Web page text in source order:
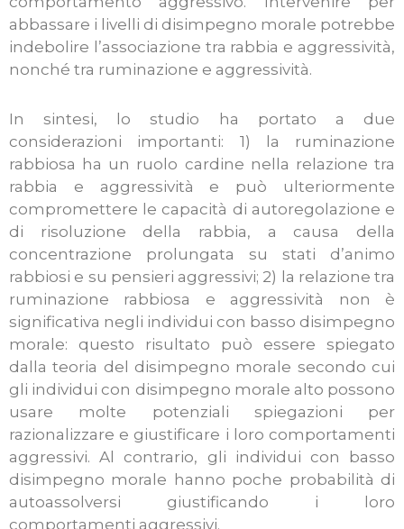
abbassare i livelli di disimpegno morale potrebbe
indebolire l’associazione tra rabbia e aggressività,
nonché tra ruminazione e aggressività.
In sintesi, lo studio ha portato a due
considerazioni importanti: 1) la ruminazione
rabbiosa ha un ruolo cardine nella relazione tra
rabbia e aggressività e può ulteriormente
compromettere le capacità di autoregolazione e
di risoluzione della rabbia, a causa della
concentrazione prolungata su stati d’animo
rabbiosi e su pensieri aggressivi; 2) la relazione tra
ruminazione rabbiosa e aggressività non è
significativa negli individui con basso disimpegno
morale: questo risultato può essere spiegato
dalla teoria del disimpegno morale secondo cui
gli individui con disimpegno morale alto possono
usare molte potenziali spiegazioni per
razionalizzare e giustificare i loro comportamenti
aggressivi. Al contrario, gli individui con basso
disimpegno morale hanno poche probabilità di
autoassolversi giustificando i loro
comportamenti aggressivi.